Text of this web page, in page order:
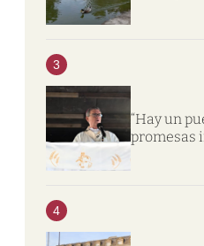
3
“Hay un
promesas
4